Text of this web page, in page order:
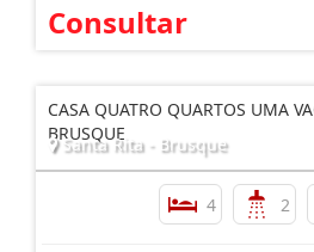
Consultar
CASA QUATRO QUARTOS UMA
BRUSQUE
Santa Rita - Brusque
4 2